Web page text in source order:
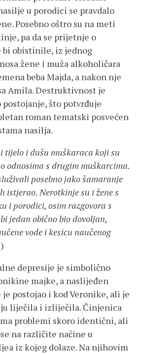
u porodici se pravdalo
Posebno oštro su na meti
pa da se prijetnje o
bi obistinile, iz jednog
žene i muža alkoholičara
beba Majda, a nakon nje
Amila. Destruktivnost je
što potvrđuje
roman tematski posvećen
nasilja.
tijelo i dušu muškaraca koji su
odnosima s drugim muškarcima.
posebno jako šamaranje
istjerao. Nerotkinje su i žene s
i porodici, osim razgovora s
jedan obično bio dovoljan,
vode i kesicu naučenog
depresije je simbolično
majke, a naslijeđen
je postojao i kod Veronike, ali je
liječila i izliječila. Činjenica
problemi skoro identični, ali
na različite načine u
iz kojeg dolaze. Na njihovim